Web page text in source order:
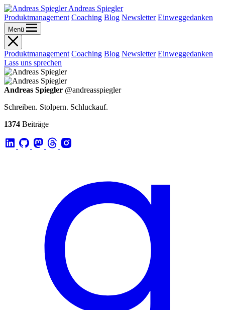
Andreas Spiegler
Produktmanagement Coaching Blog Newsletter Einweggedanken
Menü
Produktmanagement Coaching Blog Newsletter Einweggedanken
Lass uns sprechen
Andreas Spiegler @andreasspiegler
Schreiben. Stolpern. Schluckauf.
1374 Beiträge